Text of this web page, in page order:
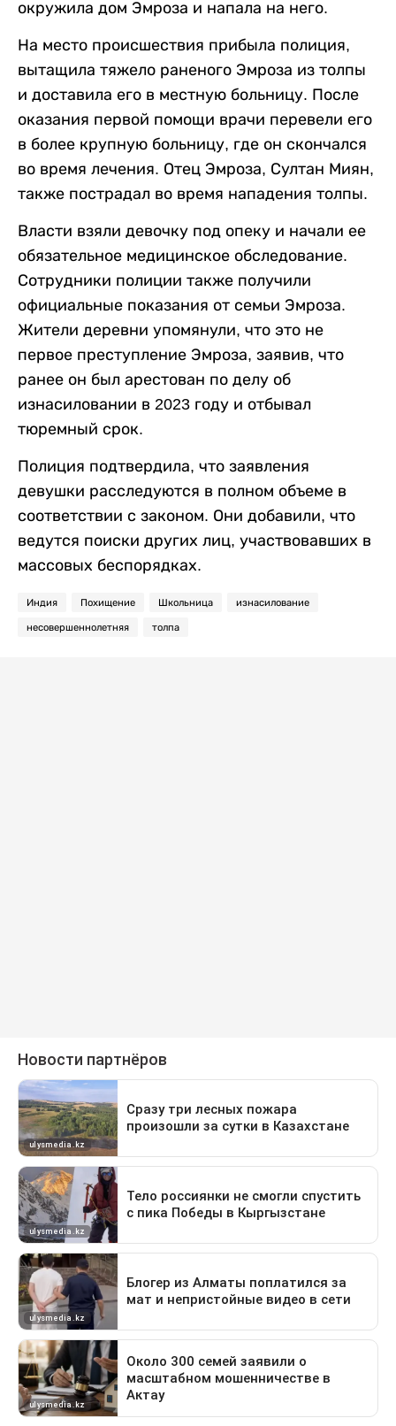
окружила дом Эмроза и напала на него.
На место происшествия прибыла полиция,
вытащила тяжело раненого Эмроза из толпы
и доставила его в местную больницу. После
оказания первой помощи врачи перевели его
в более крупную больницу, где он скончался
во время лечения. Отец Эмроза, Султан Миян,
также пострадал во время нападения толпы.
Власти взяли девочку под опеку и начали ее
обязательное медицинское обследование.
Сотрудники полиции также получили
официальные показания от семьи Эмроза.
Жители деревни упомянули, что это не
первое преступление Эмроза, заявив, что
ранее он был арестован по делу об
изнасиловании в 2023 году и отбывал
тюремный срок.
Полиция подтвердила, что заявления
девушки расследуются в полном объеме в
соответствии с законом. Они добавили, что
ведутся поиски других лиц, участвовавших в
массовых беспорядках.
Индия Похищение Школьница изнасилование
несовершеннолетняя толпа